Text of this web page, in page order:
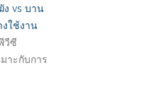
ง vs บาน
งใช้งาน
วีซี
มาะกับการ